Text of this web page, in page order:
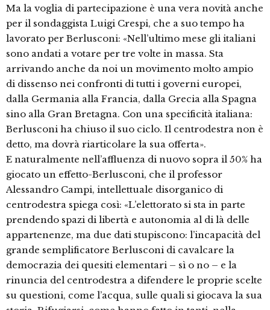
Ma la voglia di partecipazione è una vera novità anche
per il sondaggista Luigi Crespi, che a suo tempo ha
lavorato per Berlusconi: «Nell’ultimo mese gli italiani
sono andati a votare per tre volte in massa. Sta
arrivando anche da noi un movimento molto ampio
di dissenso nei confronti di tutti i governi europei,
dalla Germania alla Francia, dalla Grecia alla Spagna
sino alla Gran Bretagna. Con una specificità italiana:
Berlusconi ha chiuso il suo ciclo. Il centrodestra non è
detto, ma dovrà riarticolare la sua offerta».
E naturalmente nell’affluenza di nuovo sopra il 50% ha
giocato un effetto-Berlusconi, che il professor
Alessandro Campi, intellettuale disorganico di
centrodestra spiega così: «L’elettorato si sta in parte
prendendo spazi di libertà e autonomia al di là delle
appartenenze, ma due dati stupiscono: l’incapacità del
grande semplificatore Berlusconi di cavalcare la
democrazia dei quesiti elementari – sì o no – e la
rinuncia del centrodestra a difendere le proprie scelte
su questioni, come l’acqua, sulle quali si giocava la sua